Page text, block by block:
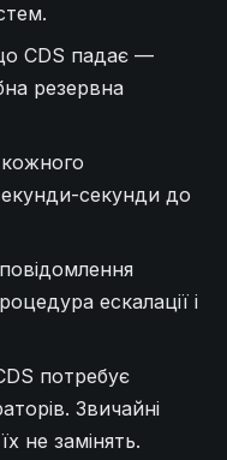
CDS падає —
резервна
кожного
секунди до
ескалації і
потребує
Звичайні
не замінять.